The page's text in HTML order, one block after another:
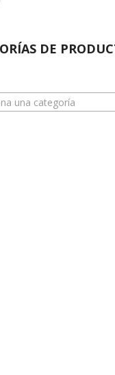
DE
una categoría